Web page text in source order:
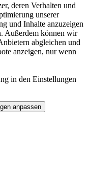
deren Verhalten und
unserer
und Inhalte anzuzeigen
Außerdem können wir
abgleichen und
anzeigen, nur wenn
in den Einstellungen
anpassen